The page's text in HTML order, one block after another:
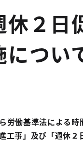
休２日
つい
労働基準法による
工事」及び「週休２